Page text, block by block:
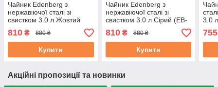
Чайник Edenberg з
нержавіючої сталі зі
свистком 3.0 л Жовтий
(EB-1910Y)
810 ₴ 880 ₴
Купити
Чайник Edenberg з
нержавіючої сталі зі
свистком 3.0 л Сірий (EB-
1910GR)
810₴ 880 ₴
Купити
3.0
755
Акційні пропозиції та новинки